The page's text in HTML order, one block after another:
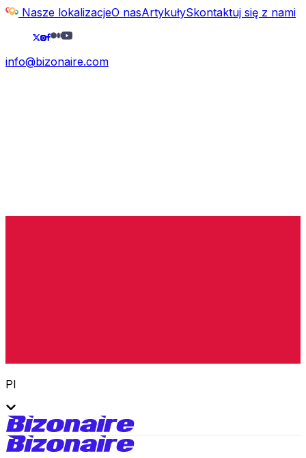
Nasze lokalizacjeO nasArtykułySkontaktuj się z nami
info@bizonaire.com
Pl